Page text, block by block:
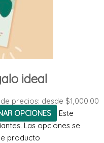
ideal
precios: desde $1,000.00
OPCIONES
Este
Las opciones se
producto